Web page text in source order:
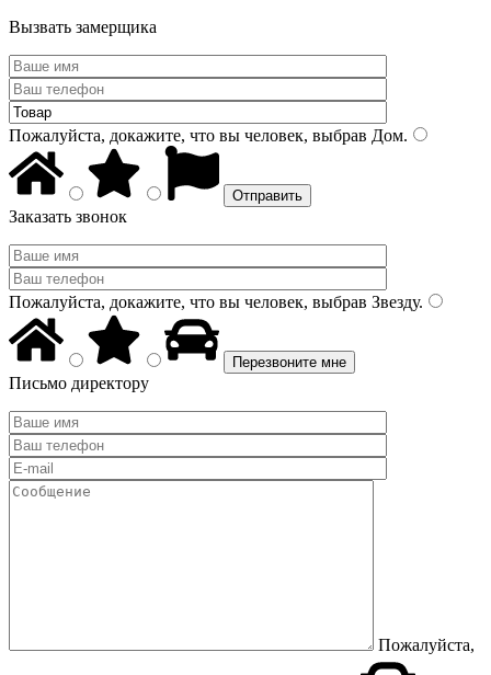
Вызвать замерщика
Пожалуйста, докажите, что вы человек, выбрав Дом.
Заказать звонок
Пожалуйста, докажите, что вы человек, выбрав Звезду.
Письмо директору
Пожалуйста,